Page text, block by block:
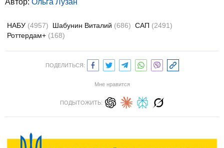
Автор: Ольга Лузан
НАБУ (4957) Шабунин Виталий (686) САП (2491)
Роттердам+ (168)
ПОДЕЛИТЬСЯ:
Мне нравится
ПОДЫТОЖИТЬ: